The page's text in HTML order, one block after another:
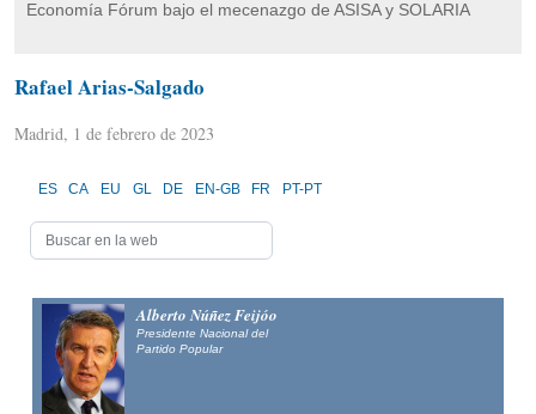
Economía Fórum bajo el mecenazgo de ASISA y SOLARIA
Rafael Arias-Salgado
Madrid, 1 de febrero de 2023
ES CA EU GL DE EN-GB FR PT-PT
Alberto Núñez Feijóo
Presidente Nacional del
Partido Popular